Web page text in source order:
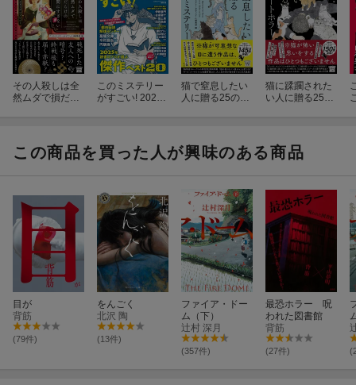
その人殺しは全
然ムダで損だら
ジー
このミステリー
がすごい! 2026
猫で窒息したい
人に贈る25のシ
猫に蹂躙された
い人に贈る25の
この商品を買った人が興味のある商品
目が
背筋
(79件)
をんごく
北沢 陶
(13件)
ファイア・ドー
ム（下）
辻村 深月
(357件)
最恐ホラー 呪
われた図書館
背筋
(27件)